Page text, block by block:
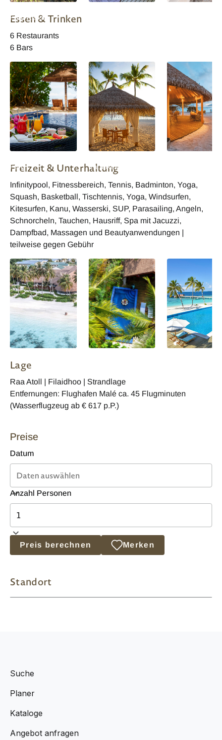
Faru Resort
Essen & Trinken
6 Restaurants
6 Bars
Faru
Faru Resort
Freizeit & Unterhaltung
Infinitypool, Fitnessbereich, Tennis, Badminton, Yoga,
Squash, Basketball, Tischtennis, Yoga, Windsurfen,
Kitesurfen, Kanu, Wasserski, SUP, Parasailing, Angeln,
Schnorcheln, Tauchen, Hausriff, Spa mit Jacuzzi,
Dampfbad, Massagen und Beautyanwendungen |
teilweise gegen Gebühr
Lage
Raa Atoll | Filaidhoo | Strandlage
Entfernungen: Flughafen Malé ca. 45 Flugminuten
(Wasserflugzeug ab € 617 p.P.)
Preise
Datum
Anzahl Personen
Preis berechnen Merken
Standort
Suche
Planer
Kataloge
Angebot anfragen